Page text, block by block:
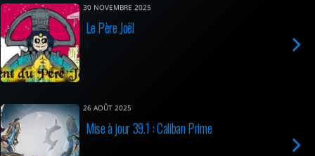
30 NOVEMBRE 2025
Le Père Joël
26 AOÛT 2025
Mise à jour 39.1 : Caliban Prime